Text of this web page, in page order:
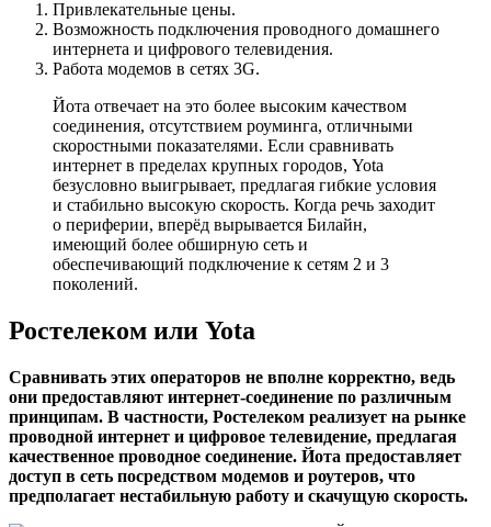
Привлекательные цены.
Возможность подключения проводного домашнего
интернета и цифрового телевидения.
Работа модемов в сетях 3G.
Йота отвечает на это более высоким качеством
соединения, отсутствием роуминга, отличными
скоростными показателями. Если сравнивать
интернет в пределах крупных городов, Yota
безусловно выигрывает, предлагая гибкие условия
и стабильно высокую скорость. Когда речь заходит
о периферии, вперёд вырывается Билайн,
имеющий более обширную сеть и
обеспечивающий подключение к сетям 2 и 3
поколений.
Ростелеком или Yota
Сравнивать этих операторов не вполне корректно, ведь
они предоставляют интернет-соединение по различным
принципам. В частности, Ростелеком реализует на рынке
проводной интернет и цифровое телевидение, предлагая
качественное проводное соединение. Йота предоставляет
доступ в сеть посредством модемов и роутеров, что
предполагает нестабильную работу и скачущую скорость.